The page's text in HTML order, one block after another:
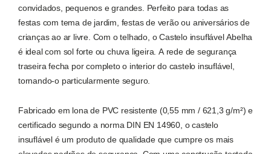
convidados, pequenos e grandes. Perfeito para todas as
festas com tema de jardim, festas de verão ou aniversários de
crianças ao ar livre. Com o telhado, o Castelo insuflável Abelha
é ideal com sol forte ou chuva ligeira. A rede de segurança
traseira fecha por completo o interior do castelo insuflável,
tornando-o particularmente seguro.
Fabricado em lona de PVC resistente (0,55 mm / 621,3 g/m²) e
certificado segundo a norma DIN EN 14960, o castelo
insuflável é um produto de qualidade que cumpre os mais